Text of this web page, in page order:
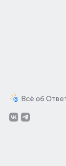
Всё об